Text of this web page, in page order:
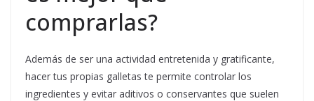
comprarlas?
Además de ser una actividad entretenida y gratificante,
hacer tus propias galletas te permite controlar los
ingredientes y evitar aditivos o conservantes que suelen